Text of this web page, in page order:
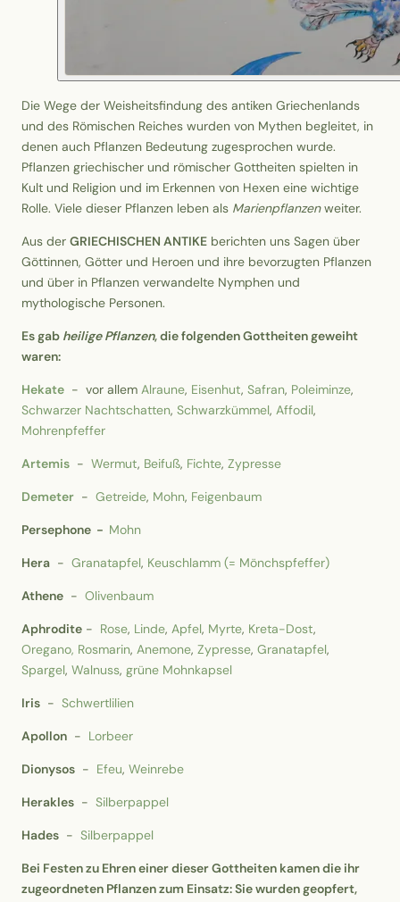
Die Wege der Weisheitsfindung des antiken Griechenlands
und des Römischen Reiches wurden von Mythen begleitet, in
denen auch Pflanzen Bedeutung zugesprochen wurde.
Pflanzen griechischer und römischer Gottheiten spielten in
Kult und Religion und im Erkennen von Hexen eine wichtige
Rolle. Viele dieser Pflanzen leben als Marienpflanzenweiter.
Aus der GRIECHISCHEN ANTIKE berichten uns Sagen über
Göttinnen, Götter und Heroen und ihre bevorzugten Pflanzen
und über in Pflanzen verwandelte Nymphen und
mythologische Personen.
Es gab heilige Pflanzen, die folgenden Gottheiten geweiht
waren:
Hekate - vor allem Alraune, Eisenhut, Safran, Poleiminze,
Schwarzer Nachtschatten, Schwarzkümmel, Affodil,
Mohrenpfeffer
Artemis - Wermut, Beifuß, Fichte, Zypresse
Demeter - Getreide, Mohn, Feigenbaum
Persephone - Mohn
Hera - Granatapfel, Keuschlamm (= Mönchspfeffer)
Athene - Olivenbaum
Aphrodite - Rose, Linde, Apfel, Myrte, Kreta-Dost,
Oregano, Rosmarin, Anemone, Zypresse, Granatapfel,
Spargel, Walnuss, grüne Mohnkapsel
Iris - Schwertlilien
Apollon - Lorbeer
Dionysos - Efeu, Weinrebe
Herakles - Silberpappel
Hades - Silberpappel
Bei Festen zu Ehren einer dieser Gottheiten kamen die ihr
zugeordneten Pflanzen zum Einsatz: Sie wurden geopfert,